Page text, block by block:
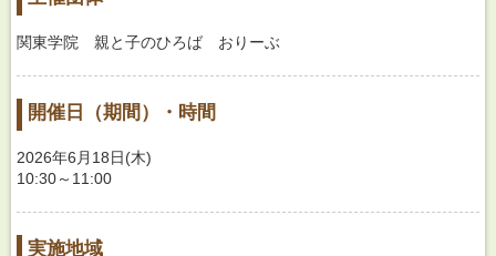
関東学院 親と子のひろば おりーぶ
開催日（期間）・時間
2026年6月18日(木)
10:30～11:00
実施地域